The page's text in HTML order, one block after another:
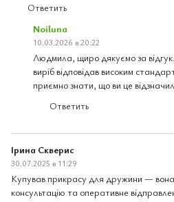
Ответить
Noiluna
10.03.2026 в 20:22
Людмила, щиро дякуємо за
виріб відповідав високим
приємно знати, що ви це
Ответить
Ірина Скверис
30.07.2025 в 11:29
Купував прикрасу для дружини —
консультацію та оперативне